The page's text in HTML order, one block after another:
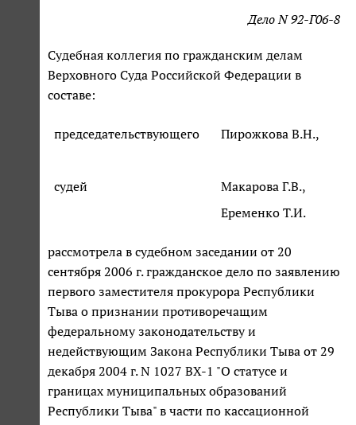
Дело N 92-Г06-8
Судебная коллегия по гражданским делам
Верховного Суда Российской Федерации в
составе:
председательствующего Пирожкова В.Н.,
судей
Макарова Г.В.,
Еременко Т.И.
рассмотрела в судебном заседании от 20
сентября 2006 г. гражданское дело по заявлению
первого заместителя прокурора Республики
Тыва о признании противоречащим
федеральному законодательству и
недействующим Закона Республики Тыва от 29
декабря 2004 г. N 1027 ВХ-1 "О статусе и
границах муниципальных образований
Республики Тыва" в части по кассационной